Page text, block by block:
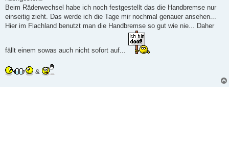
Beim Räderwechsel habe ich noch festgestellt das die Handbremse nur
einseitig zieht. Das werde ich die Tage mir nochmal genauer ansehen...
Hier im Flachland benutzt man die Handbremse so gut wie nie... Daher
fällt einem sowas auch nicht sofort auf...
&